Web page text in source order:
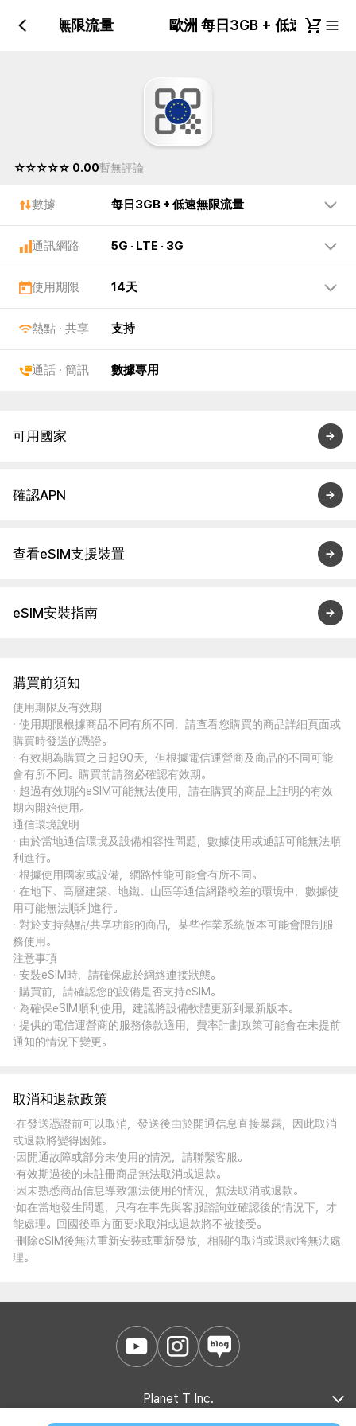
+ 低速無限流量 歐洲 每日3GB + 低速無限
☆☆☆☆☆ 0.00暫無評論
數據 每日3GB + 低速無限流量
通訊網路 5G · LTE · 3G
使用期限 14天
熱點 · 共享 支持
通話 · 簡訊 數據專用
可用國家
確認APN
查看eSIM支援裝置
eSIM安裝指南
購買前須知
使用期限及有效期
· 使用期限根據商品不同有所不同，請查看您購買的商品詳細頁面或
購買時發送的憑證。
· 有效期為購買之日起90天，但根據電信運營商及商品的不同可能
會有所不同。購買前請務必確認有效期。
· 超過有效期的eSIM可能無法使用，請在購買的商品上註明的有效
期內開始使用。
通信環境說明
· 由於當地通信環境及設備相容性問題，數據使用或通話可能無法順
利進行。
· 根據使用國家或設備，網路性能可能會有所不同。
· 在地下、高層建築、地鐵、山區等通信網路較差的環境中，數據使
用可能無法順利進行。
· 對於支持熱點/共享功能的商品，某些作業系統版本可能會限制服
務使用。
注意事項
· 安裝eSIM時，請確保處於網絡連接狀態。
· 購買前，請確認您的設備是否支持eSIM。
· 為確保eSIM順利使用，建議將設備軟體更新到最新版本。
· 提供的電信運營商的服務條款適用，費率計劃政策可能會在未提前
通知的情況下變更。
取消和退款政策
·在發送憑證前可以取消，發送後由於開通信息直接暴露，因此取消
或退款將變得困難。
·因開通故障或部分未使用的情況，請聯繫客服。
·有效期過後的未註冊商品無法取消或退款。
·因未熟悉商品信息導致無法使用的情況，無法取消或退款。
·如在當地發生問題，只有在事先與客服諮詢並確認後的情況下，才
能處理。回國後單方面要求取消或退款將不被接受。
·刪除eSIM後無法重新安裝或重新發放，相關的取消或退款將無法處
理。
Planet T Inc.